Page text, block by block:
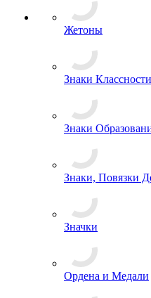
Жетоны
Знаки Классности
Знаки
Знаки, Повязки
Значки
Ордена и Медали